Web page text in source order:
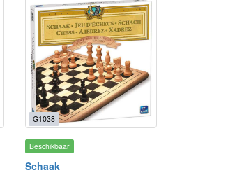
G1038
Beschikbaar
Schaak